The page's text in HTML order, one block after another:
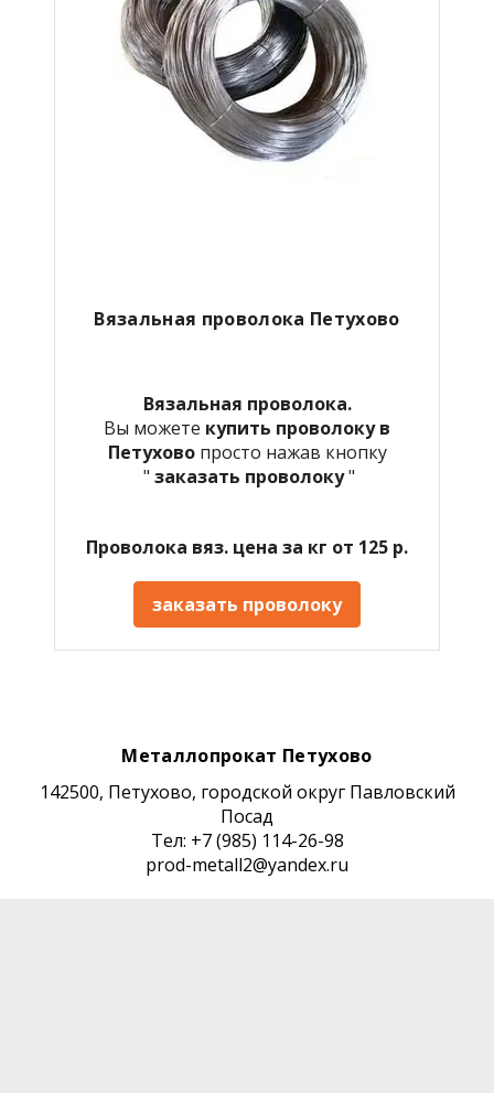
Вязальная проволока Петухово
Вязальная проволока.
Вы можете купить проволоку в
Петухово просто нажав кнопку
" заказать проволоку"
Проволока вяз. цена за кг от 125 р.
заказать проволоку
Металлопрокат Петухово
142500, Петухово, городской округ Павловский
Посад
Тел: +7 (985) 114-26-98
prod-metall2@yandex.ru